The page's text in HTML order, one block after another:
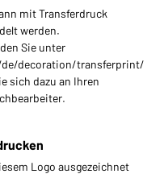
mit Transferdruck
werden.
Sie unter
de/decoration/transferprint/
sich dazu an Ihren
Logo ausgezeichnet